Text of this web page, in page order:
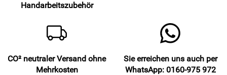
Handarbeitszubehör
CO² neutraler Versand ohne
Mehrkosten
Sie erreichen uns auch per
WhatsApp: 0160-975 972